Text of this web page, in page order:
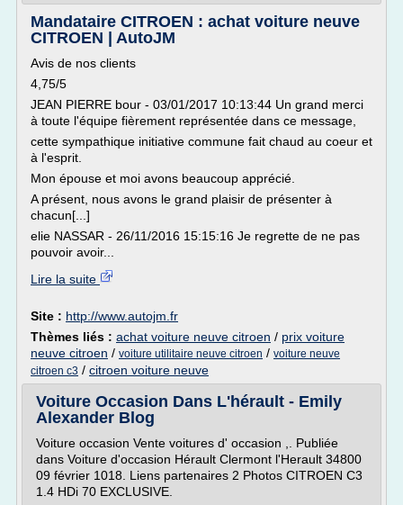
Mandataire CITROEN : achat voiture neuve
CITROEN | AutoJM
Avis de nos clients
4,75/5
JEAN PIERRE bour - 03/01/2017 10:13:44 Un grand merci
à toute l'équipe fièrement représentée dans ce message,
cette sympathique initiative commune fait chaud au coeur et
à l'esprit.
Mon épouse et moi avons beaucoup apprécié.
A présent, nous avons le grand plaisir de présenter à
chacun[...]
elie NASSAR - 26/11/2016 15:15:16 Je regrette de ne pas
pouvoir avoir...
Lire la suite
Site : http://www.autojm.fr
Thèmes liés : achat voiture neuve citroen / prix voiture
neuve citroen / voiture utilitaire neuve citroen / voiture neuve
citroen c3 / citroen voiture neuve
Voiture Occasion Dans L'hérault - Emily
Alexander Blog
Voiture occasion Vente voitures d' occasion ,. Publiée
dans Voiture d'occasion Hérault Clermont l'Herault 34800
09 février 1018. Liens partenaires 2 Photos CITROEN C3
1.4 HDi 70 EXCLUSIVE.